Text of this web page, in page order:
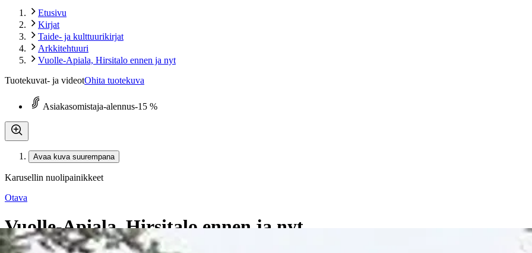
Etusivu
Kirjat
Taide- ja kulttuurikirjat
Arkkitehtuuri
Vuolle-Apiala, Hirsitalo ennen ja nyt
Tuotekuvat- ja videotOhita tuotekuva
Asiakasomistaja-alennus-15 %
Avaa kuva suurempana
Karusellin nuolipainikkeet
Otava
Vuolle-Apiala, Hirsitalo ennen ja nyt